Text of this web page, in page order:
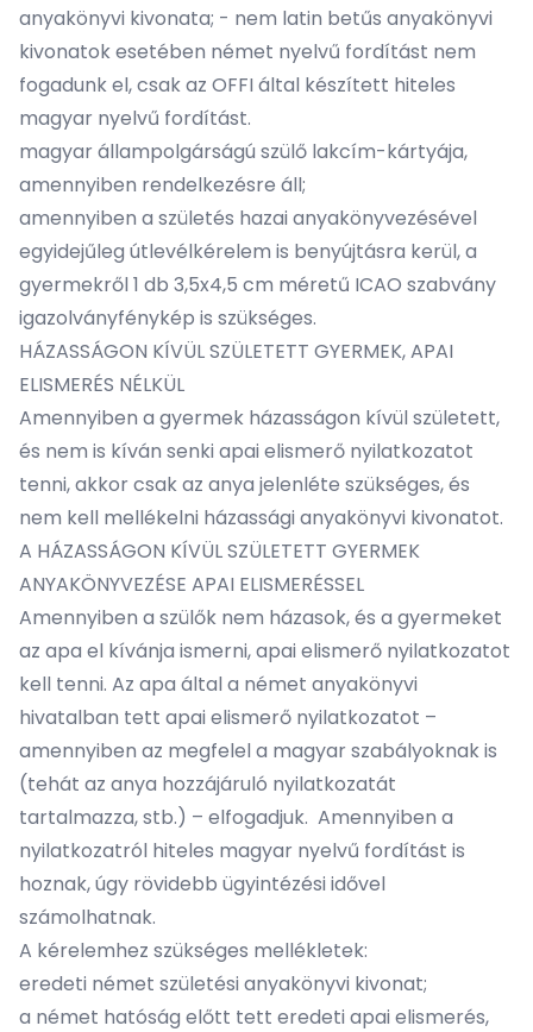
anyakönyvi kivonata; - nem latin betűs anyakönyvi
kivonatok esetében német nyelvű fordítást nem
fogadunk el, csak az OFFI által készített hiteles
magyar nyelvű fordítást.
magyar állampolgárságú szülő lakcím-kártyája,
amennyiben rendelkezésre áll;
amennyiben a születés hazai anyakönyvezésével
egyidejűleg útlevélkérelem is benyújtásra kerül, a
gyermekről 1 db 3,5x4,5 cm méretű ICAO szabvány
igazolványfénykép is szükséges.
HÁZASSÁGON KÍVÜL SZÜLETETT GYERMEK, APAI
ELISMERÉS NÉLKÜL
Amennyiben a gyermek házasságon kívül született,
és nem is kíván senki apai elismerő nyilatkozatot
tenni, akkor csak az anya jelenléte szükséges, és
nem kell mellékelni házassági anyakönyvi kivonatot.
A HÁZASSÁGON KÍVÜL SZÜLETETT GYERMEK
ANYAKÖNYVEZÉSE APAI ELISMERÉSSEL
Amennyiben a szülők nem házasok, és a gyermeket
az apa el kívánja ismerni, apai elismerő nyilatkozatot
kell tenni. Az apa által a német anyakönyvi
hivatalban tett apai elismerő nyilatkozatot –
amennyiben az megfelel a magyar szabályoknak is
(tehát az anya hozzájáruló nyilatkozatát
tartalmazza, stb.) – elfogadjuk. Amennyiben a
nyilatkozatról hiteles magyar nyelvű fordítást is
hoznak, úgy rövidebb ügyintézési idővel
számolhatnak.
A kérelemhez szükséges mellékletek:
eredeti német születési anyakönyvi kivonat;
a német hatóság előtt tett eredeti apai elismerés,